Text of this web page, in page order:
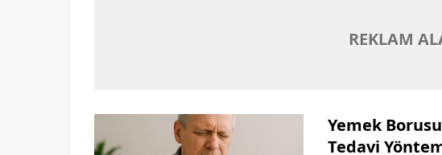
REKLAM
Yemek
Tedavi